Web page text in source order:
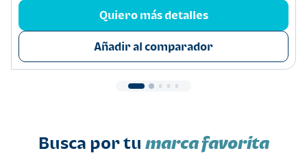
Quiero más detalles
Añadir al comparador
Busca por tu marca favorita